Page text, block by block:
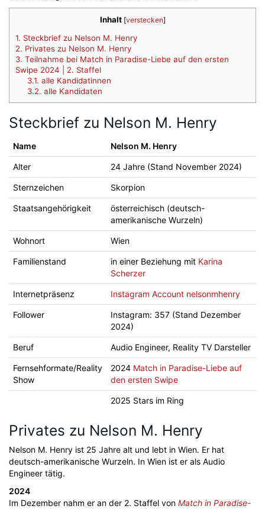
Inhalt [verstecken]
1. Steckbrief zu Nelson M. Henry
2. Privates zu Nelson M. Henry
3. Teilnahme bei Match in Paradise-Liebe auf den ersten
Swipe 2024 | 2. Staffel
3.1. alle Kandidatinnen
3.2. alle Kandidaten
Steckbrief zu Nelson M. Henry
Name Nelson M. Henry
Alter 24 Jahre (Stand November 2024)
Sternzeichen Skorpion
Staatsangehörigkeit
österreichisch (deutsch-
amerikanische Wurzeln)
Wohnort Wien
Familienstand in einer Beziehung mit Karina
Scherzer
Internetpräsenz Instagram Account nelsonmhenry
Follower
Instagram: 357 (Stand Dezember
2024)
Beruf Audio Engineer, Reality TV Darsteller
Fernsehformate/Reality
Show
2024 Match in Paradise-Liebe auf
den ersten Swipe
2025 Stars im Ring
Privates zu Nelson M. Henry
Nelson M. Henry ist 25 Jahre alt und lebt in Wien. Er hat
deutsch-amerikanische Wurzeln. In Wien ist er als Audio
Engineer tätig.
2024
Im Dezember nahm er an der 2. Staffel von Match in Paradise-